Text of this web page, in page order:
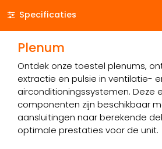
Specificaties
Plenum
Ontdek onze toestel plenums,
extractie en pulsie in ventilatie-
airconditioningssystemen. Deze
componenten zijn beschikbaar
aansluitingen naar berekende
optimale prestaties voor de unit.